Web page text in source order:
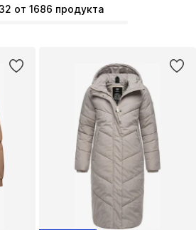
от 1686 продукта